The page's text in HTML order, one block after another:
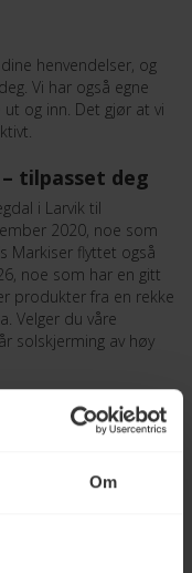
Om
henvendelser, og
Vi har også egne
og inn. Det gjør at vi
tilpasset deg
i Larvik til
2020, noe som
Markiser flyttet også
noe som har en gitt
produkter fra en rekke
Velger du våre
solskjerming av høy
Funksjonalitet,
løsninger. Fortell